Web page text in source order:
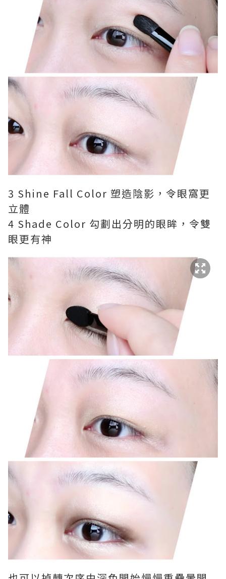
3 Shine Fall Color 塑造陰影，令眼窩更
立體
4 Shade Color 勾劃出分明的眼眸，令雙
眼更有神